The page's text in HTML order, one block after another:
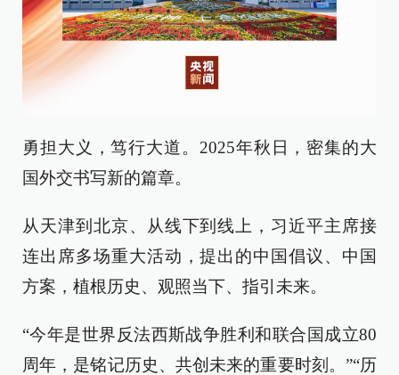
勇担大义，笃行大道。2025年秋日，密集的大
国外交书写新的篇章。
从天津到北京、从线下到线上，习近平主席接
连出席多场重大活动，提出的中国倡议、中国
方案，植根历史、观照当下、指引未来。
“今年是世界反法西斯战争胜利和联合国成立80
周年，是铭记历史、共创未来的重要时刻。”“历